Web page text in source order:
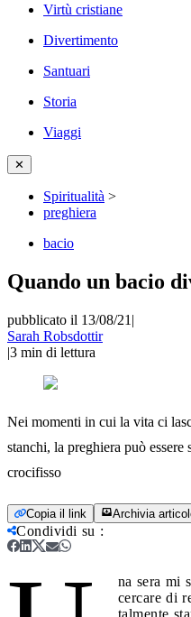
Virtù cristiane
Divertimento
Santuari
Storia
Viaggi
✕
Spiritualità >
preghiera
bacio
Quando un bacio
pubblicato il 13/08/21 |
Sarah Robsdottir
|3 min di lettura
Nei momenti in cui la vita ci
stanchi, la preghiera può
crocifisso
Copia il link Archivia
Condividi su :
na sera mi
cercare di
talmente